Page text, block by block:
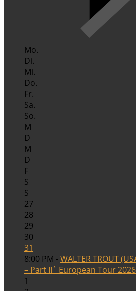
Mo.
Di.
Mi.
Do.
Fr.
Sa.
So.
M
D
M
D
F
S
S
27
28
29
30
31
8:00 PM -WALTER TROUT
– Part II` European Tour 2026
1